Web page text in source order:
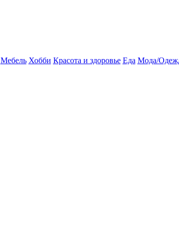
Мебель Хобби Красота и здоровье Еда Мода/